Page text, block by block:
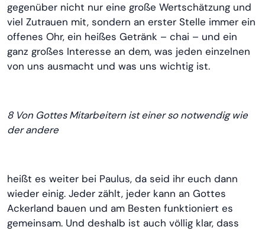
gegenüber nicht nur eine große Wertschätzung und
viel Zutrauen mit, sondern an erster Stelle immer ein
offenes Ohr, ein heißes Getränk – chai – und ein
ganz großes Interesse an dem, was jeden einzelnen
von uns ausmacht und was uns wichtig ist.
8 Von Gottes Mitarbeitern ist einer so notwendig wie
der andere
heißt es weiter bei Paulus, da seid ihr euch dann
wieder einig. Jeder zählt, jeder kann an Gottes
Ackerland bauen und am Besten funktioniert es
gemeinsam. Und deshalb ist auch völlig klar, dass